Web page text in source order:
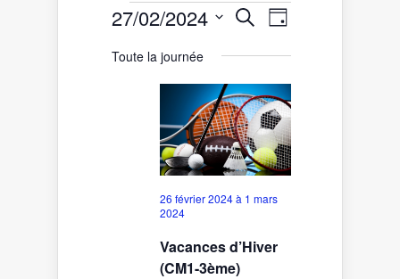
Évènements
for
Recherche
navigation
de
vues
Évènements
RechercheNavigation
de
vues
Jour
27/02/2024
une
date.
Toute la journée
Vacances d’Hiver
(CM1-3ème)
26 février 2024à 1 mars
2024